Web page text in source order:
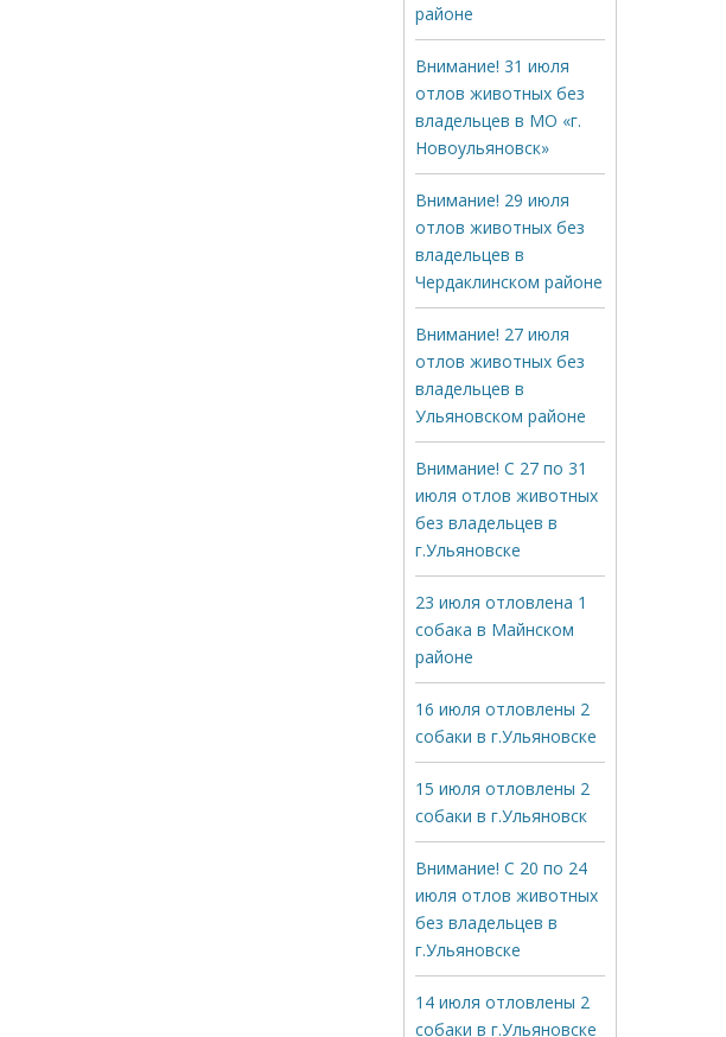
районе
Внимание! 31 июля
отлов животных без
владельцев в МО «г.
Новоульяновск»
Внимание! 29 июля
отлов животных без
владельцев в
Чердаклинском районе
Внимание! 27 июля
отлов животных без
владельцев в
Ульяновском районе
Внимание! С 27 по 31
июля отлов животных
без владельцев в
г.Ульяновске
23 июля отловлена 1
собака в Майнском
районе
16 июля отловлены 2
собаки в г.Ульяновске
15 июля отловлены 2
собаки в г.Ульяновск
Внимание! С 20 по 24
июля отлов животных
без владельцев в
г.Ульяновске
14 июля отловлены 2
собаки в г.Ульяновске